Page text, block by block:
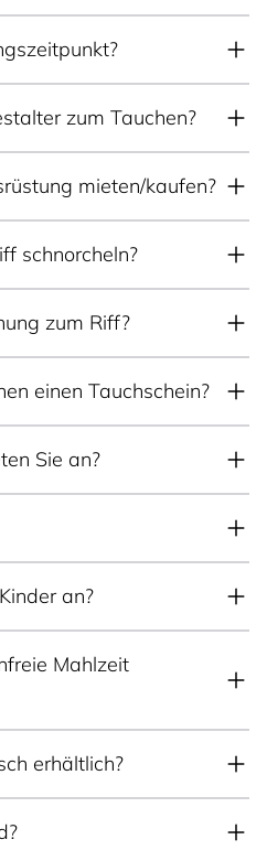
zum Tauchen?
mieten/kaufen?
schnorcheln?
zum Riff?
einen Tauchschein?
Sie an?
an?
Mahlzeit
erhältlich?